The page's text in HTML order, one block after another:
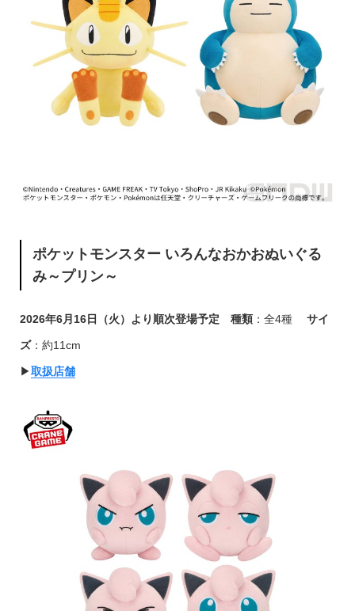
ポケットモンスター いろんなおかおぬいぐる
み～プリン～
2026年6月16日（火）より順次登場予定 種類：全4種 サイ
ズ：約11cm
▶︎取扱店舗